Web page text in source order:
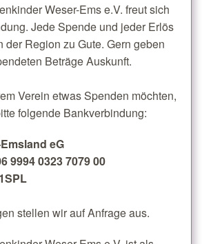
Kontakt
Weser-Ems e.V. freut sich
Jede Spende und jeder Erlös
der Region zu Gute. Gern geben
Beträge Auskunft.
Verein etwas Spenden möchten,
folgende Bankverbindung:
eG
9994 0323 7079 00
stellen wir auf Anfrage aus.